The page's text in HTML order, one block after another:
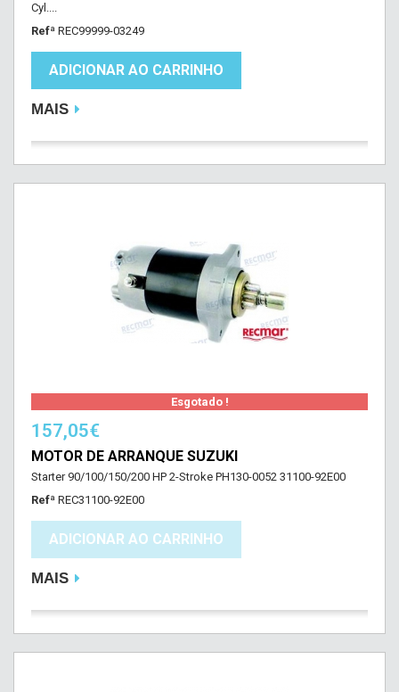
Cyl....
Refª REC99999-03249
ADICIONAR AO CARRINHO
MAIS
Esgotado !
157,05€
MOTOR DE ARRANQUE SUZUKI
Starter 90/100/150/200 HP 2-Stroke PH130-0052 31100-92E00
Refª REC31100-92E00
ADICIONAR AO CARRINHO
MAIS